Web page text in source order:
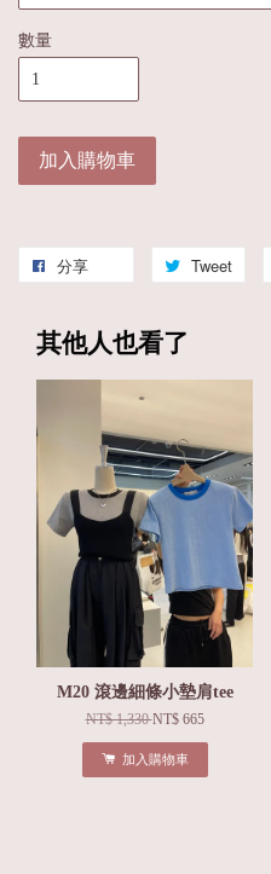
數量
加入購物車
分享 Tweet
其他人也看了
M20 滾邊細條小墊肩tee
NT$ 1,330NT$ 665
加入購物車